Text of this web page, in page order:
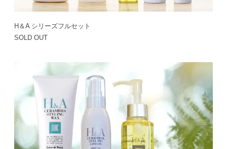
H＆A シリーズフルセット
SOLD OUT